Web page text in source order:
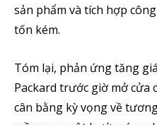
sản phẩm và tích hợp
tốn kém.
Tóm lại, phản ứng tăng
Packard trước giờ mở
cân bằng kỳ vọng về